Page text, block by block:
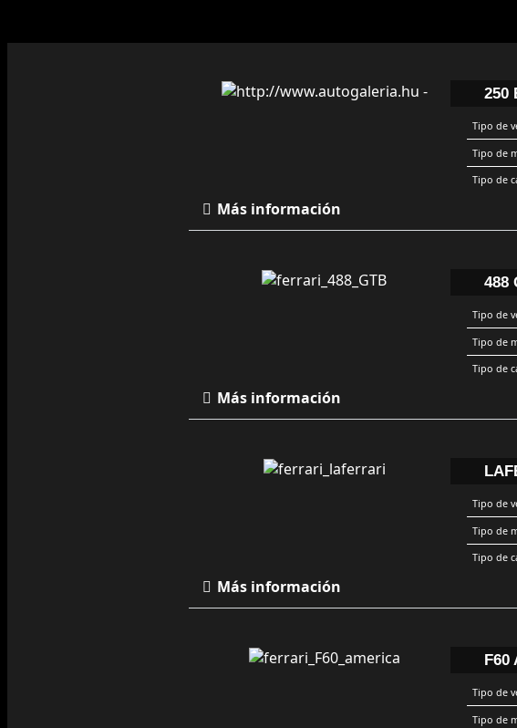
250
Tipo de
Tipo de
Tipo de
Más información
488
Tipo de
Tipo de
Tipo de
Más información
Tipo de
Tipo de
Tipo de
Más información
F60
Tipo de
Tipo de